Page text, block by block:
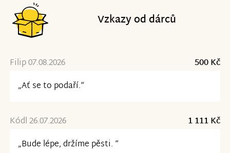
Vzkazy od dárců
Filip 07.08.2026
500 Kč
„Ať se to podaří.“
Kódl 26.07.2026
1 111 Kč
„Bude lépe, držíme pěsti. “